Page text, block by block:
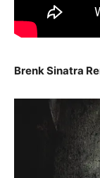
Brenk Sinatra